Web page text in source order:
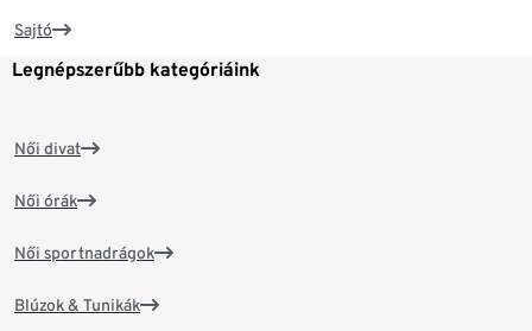
Sajtó
Legnépszerűbb kategóriáink
Női divat
Női órák
Női sportnadrágok
Blúzok & Tunikák